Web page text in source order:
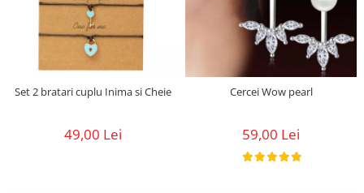
Set 2 bratari cuplu Inima si Cheie
49,00 Lei
Cercei Wow pearl
59,00 Lei